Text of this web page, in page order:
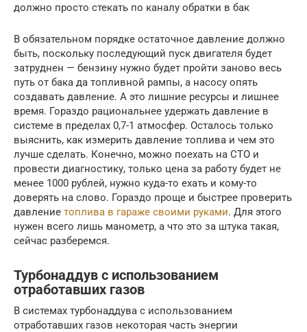
должно просто стекать по каналу обратки в бак
В обязательном порядке остаточное давление должно
быть, поскольку последующий пуск двигателя будет
затруднен — бензину нужно будет пройти заново весь
путь от бака да топливной рампы, а насосу опять
создавать давление. А это лишние ресурсы и лишнее
время. Гораздо рациональнее удержать давление в
системе в пределах 0,7-1 атмосфер. Осталось только
выяснить, как измерить давление топлива и чем это
лучше сделать. Конечно, можно поехать на СТО и
провести диагностику, только цена за работу будет не
менее 1000 рублей, нужно куда-то ехать и кому-то
доверять на слово. Гораздо проще и быстрее проверить
давление топлива в гараже своими руками. Для этого
нужен всего лишь манометр, а что это за штука такая,
сейчас разберемся.
Турбонаддув с использованием
отработавших газов
В системах турбонаддува с использованием
отработавших газов некоторая часть энергии